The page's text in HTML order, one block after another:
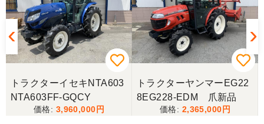
トラクターイセキNTA603
NTA603FF-GQCY
3,960,000
トラクターヤンマーEG22
8EG228-EDM 爪新品
2,365,000